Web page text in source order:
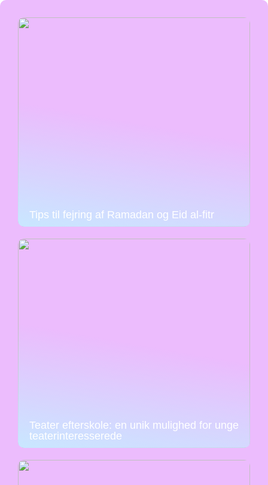
Tips til fejring af Ramadan og Eid al-fitr
Teater efterskole: en unik mulighed for unge
teaterinteresserede